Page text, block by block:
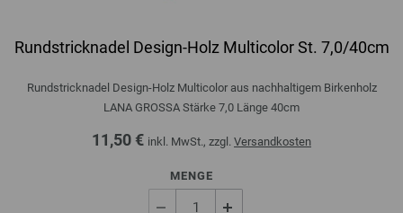
Rundstricknadel Design-Holz Multicolor St. 7,0/40cm
Rundstricknadel Design-Holz Multicolor aus nachhaltigem Birkenholz
LANA GROSSA Stärke 7,0 Länge 40cm
11,50 € inkl. MwSt., zzgl. Versandkosten
MENGE